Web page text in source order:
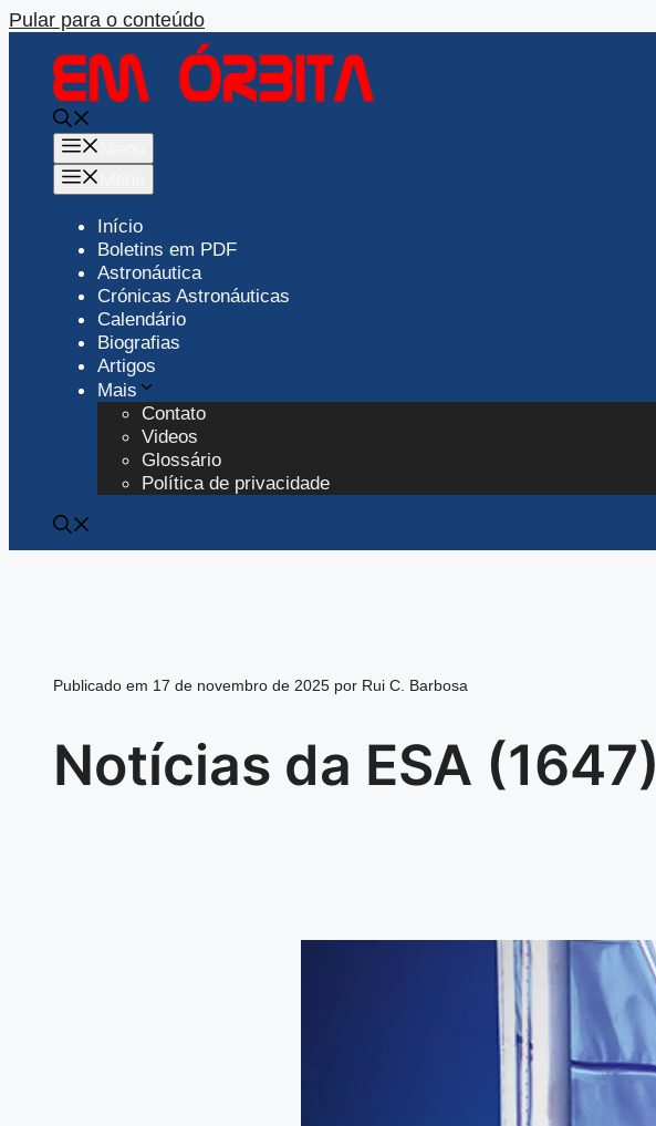
Pular para o conteúdo
Início
Boletins em PDF
Astronáutica
Crónicas Astronáuticas
Calendário
Biografias
Artigos
Mais
Contato
Videos
Glossário
Política de privacidade
Publicado em 17 de novembro de 2025 por Rui C. Barbosa
Notícias da ESA (1647)